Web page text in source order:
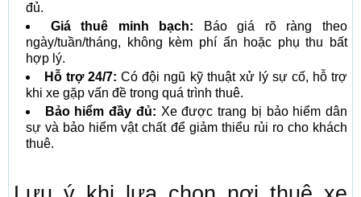
đủ.
Giá thuê minh bạch: Báo giá rõ ràng theo
ngày/tuần/tháng, không kèm phí ẩn hoặc phụ thu bất
hợp lý.
Hỗ trợ 24/7: Có đội ngũ kỹ thuật xử lý sự cố, hỗ trợ
khi xe gặp vấn đề trong quá trình thuê.
Bảo hiểm đầy đủ: Xe được trang bị bảo hiểm dân
sự và bảo hiểm vật chất để giảm thiểu rủi ro cho khách
thuê.